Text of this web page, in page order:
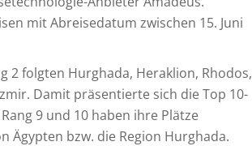
mit Abreisedatum zwischen 15. Juni
2 folgten Hurghada, Heraklion, Rhodos,
Damit präsentierte sich die Top 10-
9 und 10 haben ihre Plätze
Ägypten bzw. die Region Hurghada.